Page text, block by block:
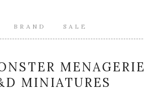
BRAND SALE
MENAGERIE
MINIATURES